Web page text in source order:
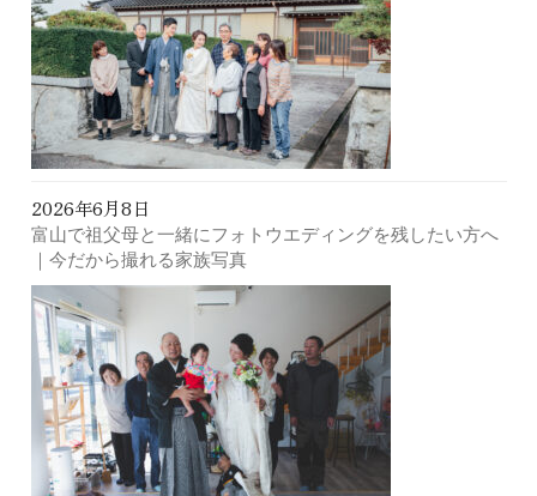
2026年6月8日
富山で祖父母と一緒にフォトウエディングを残したい方へ
｜今だから撮れる家族写真